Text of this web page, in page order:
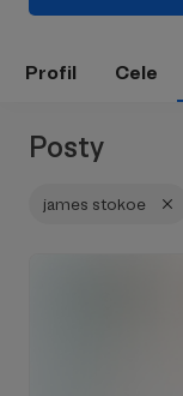
Profil Cele
Posty
james stokoe